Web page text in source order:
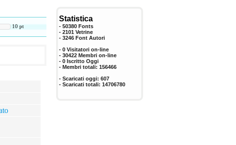
10 pt
Statistica
- 50380 Fonts
- 2101 Vetrine
- 3246 Font Autori
- 0 Visitatori on-line
- 30422 Membri on-line
- 0 Iscritto Oggi
- Membri totali: 156466
- Scaricati oggi: 607
- Scaricati totali: 14706780